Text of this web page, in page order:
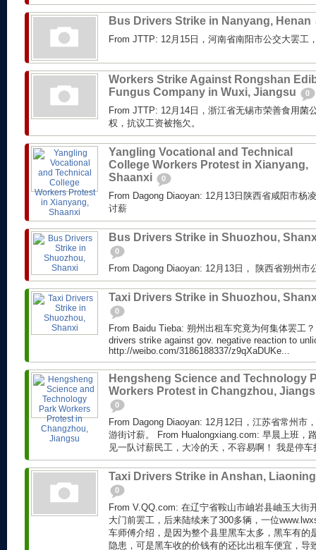
Bus Drivers Strike in Nanyang, Henan
From JTTP: 12月15日，河南省南阳市公交大罢工
Workers Strike Against Rongshan
Fungus Company in Wuxi, Jiangsu
0
From JTTP: 12月14日，浙江省无锡市荣善食用菌
权，抗议工资被拖欠。
Yangling Vocational and Technical
College Workers Protest in Xianyang,
Shaanxi
0
From Dagong Diaoyan: 12月13日陕西省咸阳市杨
讨薪
Bus Drivers Strike in Shuozhou,
0
From Dagong Diaoyan: 12月13日， 陕西省朔州市
Taxi Drivers Strike in Shuozhou,
0
From Baidu Tieba: 朔州出租车究竟为何集体罢工
drivers strike against gov. negative reaction to
http://weibo.com/3186188337/z9qXaDUKe...
Hengsheng Science and Technology
Workers Protest in Changzhou,
0
From Dagong Diaoyan: 12月12日，江苏省常州市
游街讨薪。 From Hualongxiang.com: 早晨上班，
见一队讨薪民工，大冷的天，不容易啊！ 我是停
Taxi Drivers Strike in Anshan, Liaoning
0
From V.QQ.com: 在辽宁省鞍山市岫岩县岫玉大街
大门前罢工，后来陆续来了300多辆，一位
车师傅介绍，是因为整个县里黑车太多，黑车有的
隐患，可是黑车收的价钱有的还比出租车便宜，导